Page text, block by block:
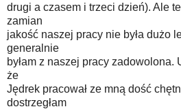
drugi a czasem i trzeci dzień). Ale
zamian
jakość naszej pracy nie była dużo
generalnie
byłam z naszej pracy zadowolona.
że
Jędrek pracował ze mną dość
dostrzegłam